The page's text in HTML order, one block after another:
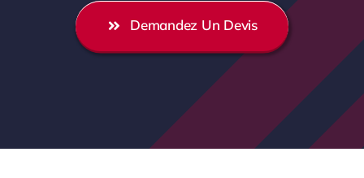
Demandez Un Devis